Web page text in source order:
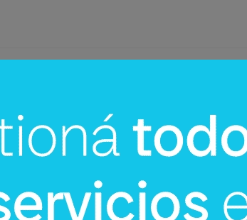
InfoNegocios Miami
SIP Connect 2026 (parte III): ¿cómo
producción? (Long video + Tik Tok
multi cross + eventos)